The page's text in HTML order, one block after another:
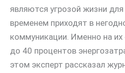
являются угрозой жизни
временем приходят в
коммуникации. Именно на
до 40 процентов
этом эксперт рассказал